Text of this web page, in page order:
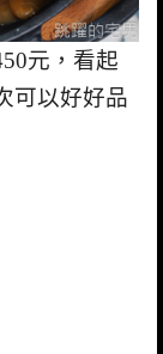
元，看起
可以好好品